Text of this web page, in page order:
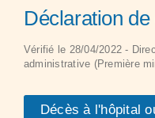
Déclaration
Vérifié le 28/04/2022 -
administrative (Première
Décès à l'hôpital